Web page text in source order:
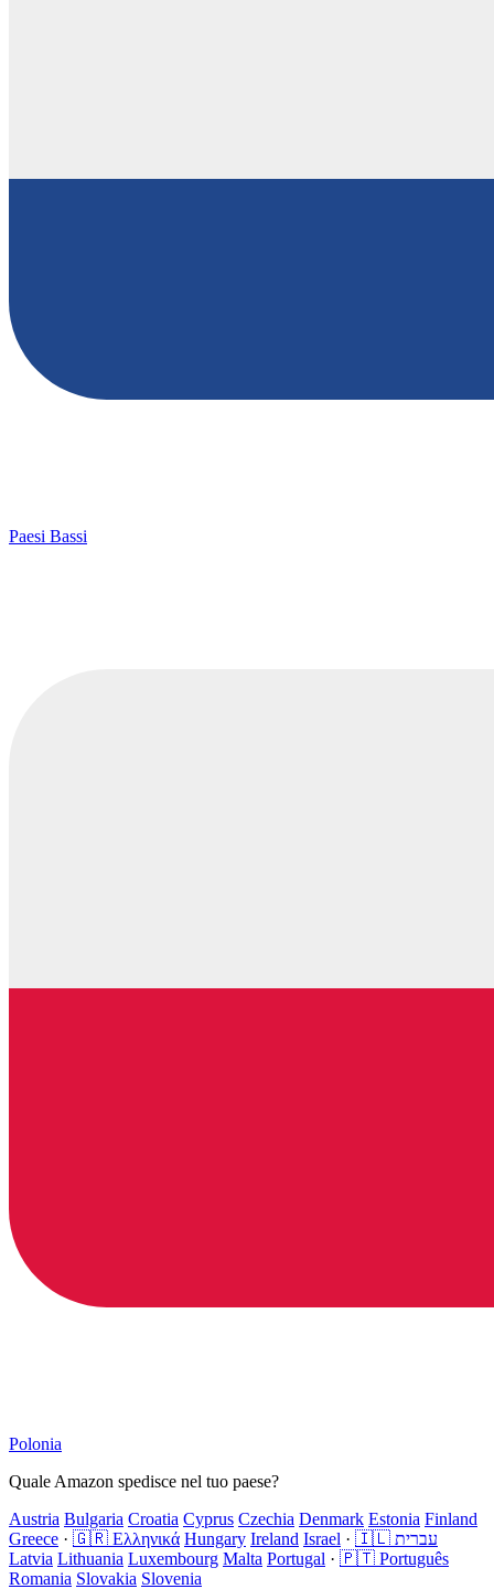
Paesi Bassi
Polonia
Quale Amazon spedisce nel tuo paese?
Austria Bulgaria Croatia Cyprus Czechia Denmark Estonia Finland
Greece · 🇬🇷 Ελληνικά Hungary Ireland Israel ·
🇮🇱 עברית
Latvia Lithuania Luxembourg Malta Portugal · 🇵🇹 Português
Romania Slovakia Slovenia